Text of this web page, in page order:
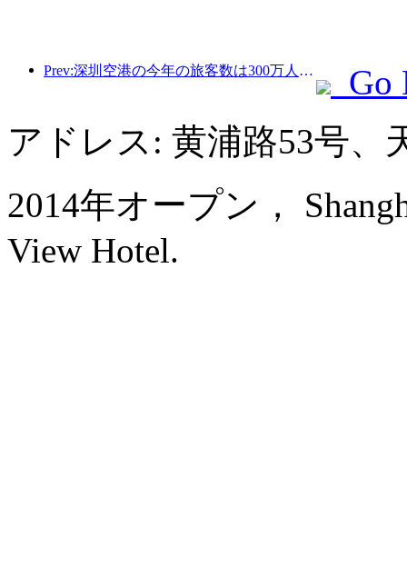
Prev:深圳空港の今年の旅客数は300万人を超え、同期間の新記録を樹立した。
Go
アドレス: 黄浦路53号、
2014年オープン，
View Hotel.